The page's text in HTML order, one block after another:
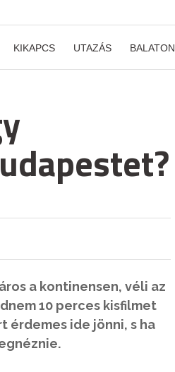
KIKAPCS UTAZÁS BALATON
a kontinensen, véli az
10 perces kisfilmet
érdemes ide jönni, s ha